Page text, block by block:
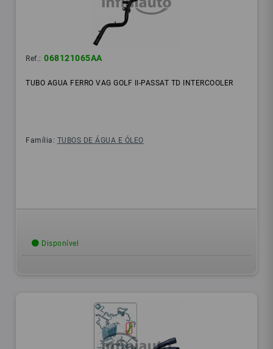
Ref.: 068121065AA
TUBO AGUA FERRO VAG GOLF II-PASSAT TD INTERCOOLER
Família: TUBOS DE ÁGUA E ÓLEO
Disponível